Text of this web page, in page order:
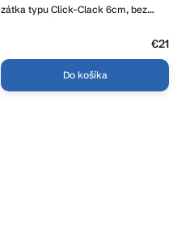
zátka typu Click-Clack 6cm, bez
€21
Do košíka